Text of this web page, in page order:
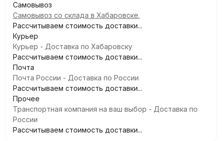
Самовывоз
Самовывоз со склада в Хабаровске.
Рассчитываем стоимость доставки...
Курьер
Курьер - Доставка по Хабаровску
Рассчитываем стоимость доставки...
Почта
Почта России - Доставка по России
Рассчитываем стоимость доставки...
Прочее
Транспортная компания на ваш выбор - Доставка по
России
Рассчитываем стоимость доставки...